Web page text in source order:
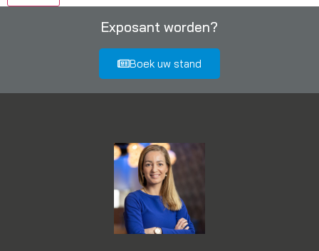
Exposant worden?
Boek uw stand